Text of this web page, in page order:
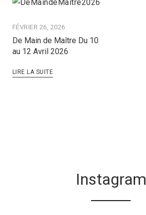
FÉVRIER 26, 2026
De Main de Maître Du 10
au 12 Avril 2026
LIRE LA SUITE
Instagram